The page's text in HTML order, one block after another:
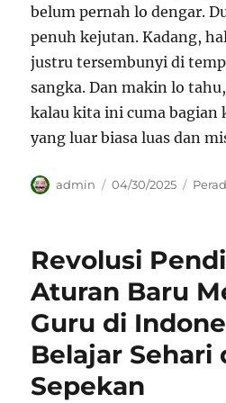
belum pernah lo dengar.
penuh kejutan. Kadang,
justru tersembunyi di
sangka. Dan makin lo
kalau kita ini cuma bagian
yang luar biasa luas dan
Author
admin
Posted
04/30/2025
Revolusi
Aturan Baru
Guru di
Belajar Sehari
Sepekan